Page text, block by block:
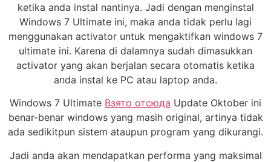
ketika anda instal nantinya. Jadi dengan menginstal
Windows 7 Ultimate ini, maka anda tidak perlu lagi
menggunakan activator untuk mengaktifkan windows 7
ultimate ini. Karena di dalamnya sudah dimasukkan
activator yang akan berjalan secara otomatis ketika
anda instal ke PC atau laptop anda.
Windows 7 Ultimate Взято отсюда Update Oktober ini
benar-benar windows yang masih original, artinya tidak
ada sedikitpun sistem ataupun program yang dikurangi.
Jadi anda akan mendapatkan performa yang maksimal